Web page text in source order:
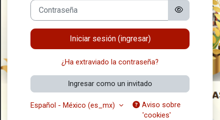
Contraseña
Iniciar sesión (ingresar)
¿Ha extraviado la contraseña?
Ingresar como un invitado
Español - México ‎(es_mx)‎
Aviso sobre
'cookies'